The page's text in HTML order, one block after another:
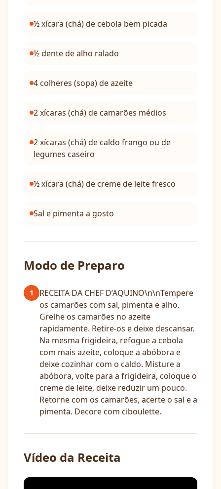
½ xícara (chá) de cebola bem picada
½ dente de alho ralado
4 colheres (sopa) de azeite
2 xícaras (chá) de camarões médios
2 xícaras (chá) de caldo frango ou de
legumes caseiro
½ xícara (chá) de creme de leite fresco
Sal e pimenta a gosto
Modo de Preparo
1
RECEITA DA CHEF D’AQUINO\n\nTempere
os camarões com sal, pimenta e alho.
Grelhe os camarões no azeite
rapidamente. Retire-os e deixe descansar.
Na mesma frigideira, refogue a cebola
com mais azeite, coloque a abóbora e
deixe cozinhar com o caldo. Misture a
abóbora, volte para a frigideira, coloque o
creme de leite, deixe reduzir um pouco.
Retorne com os camarões, acerte o sal e a
pimenta. Decore com ciboulette.
Vídeo da Receita